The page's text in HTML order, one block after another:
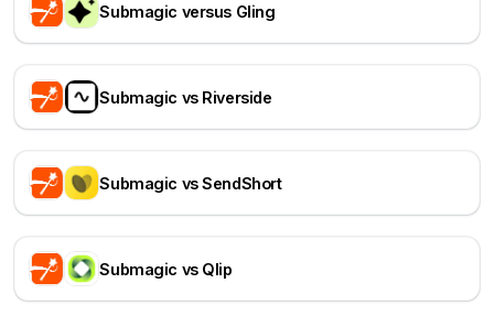
Submagic versus Gling
Submagic vs Riverside
Submagic vs SendShort
Submagic vs Qlip